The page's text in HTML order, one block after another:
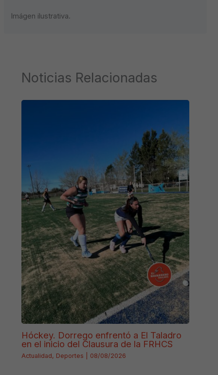
Imágen ilustrativa.
Noticias Relacionadas
Hóckey. Dorrego enfrentó a El Taladro
en el inicio del Clausura de la FRHCS
Actualidad, Deportes 08/08/2026